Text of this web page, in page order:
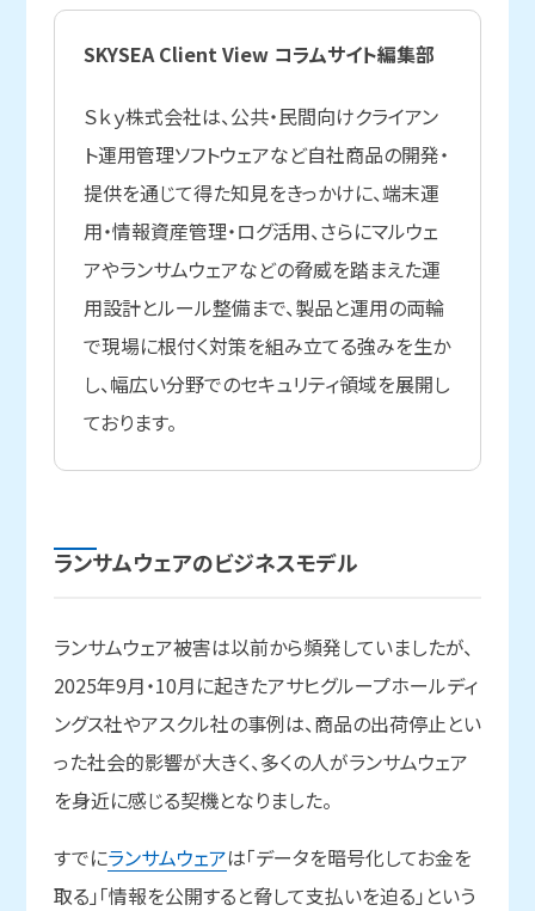
SKYSEA Client View コラムサイト編集部
Ｓｋｙ株式会社は、公共・民間向けクライアン
ト運用管理ソフトウェアなど自社商品の開発・
提供を通じて得た知見をきっかけに、端末運
用・情報資産管理・ログ活用、さらにマルウェ
アやランサムウェアなどの脅威を踏まえた運
用設計とルール整備まで、製品と運用の両輪
で現場に根付く対策を組み立てる強みを生か
し、幅広い分野でのセキュリティ領域を展開し
ております。
ランサムウェアのビジネスモデル
ランサムウェア被害は以前から頻発していましたが、
2025年9月・10月に起きたアサヒグループホールディ
ングス社やアスクル社の事例は、商品の出荷停止とい
った社会的影響が大きく、多くの人がランサムウェア
を身近に感じる契機となりました。
すでにランサムウェアは「データを暗号化してお金を
取る」「情報を公開すると脅して支払いを迫る」という